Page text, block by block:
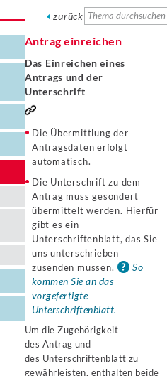
zurück
Antrag einreichen
Das Einreichen eines
Antrags und der
Unterschrift
Die Übermittlung der
Antragsdaten erfolgt
automatisch.
Die Unterschrift zu dem
Antrag muss gesondert
übermittelt werden. Hierfür
gibt es ein
Unterschriftenblatt, das Sie
uns unterschrieben
zusenden müssen.
So
kommen Sie an das
vorgefertigte
Unterschriftenblatt.
Um die Zugehörigkeit
des Antrag und
des Unterschriftenblatt zu
gewährleisten, enthalten beide